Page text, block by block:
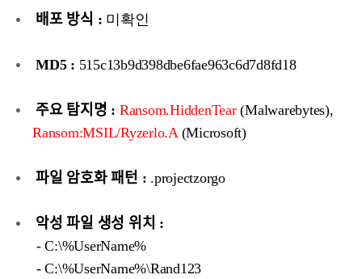
배포 방식 : 미확인
MD5 : 515c13b9d398dbe6fae963c6d7d8fd18
주요 탐지명 : Ransom.HiddenTear(Malwarebytes),
Ransom:MSIL/Ryzerlo.A(Microsoft)
파일 암호화 패턴 : .projectzorgo
악성 파일 생성 위치 :
- C:\%UserName%
- C:\%UserName%\Rand123